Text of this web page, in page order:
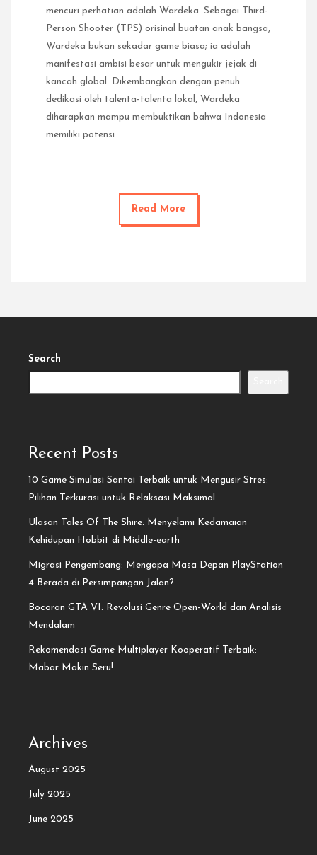
mencuri perhatian adalah Wardeka. Sebagai Third-
Person Shooter (TPS) orisinal buatan anak bangsa,
Wardeka bukan sekadar game biasa; ia adalah
manifestasi ambisi besar untuk mengukir jejak di
kancah global. Dikembangkan dengan penuh
dedikasi oleh talenta-talenta lokal, Wardeka
diharapkan mampu membuktikan bahwa Indonesia
memiliki potensi
Read More
Search
Recent Posts
10 Game Simulasi Santai Terbaik untuk Mengusir Stres:
Pilihan Terkurasi untuk Relaksasi Maksimal
Ulasan Tales Of The Shire: Menyelami Kedamaian
Kehidupan Hobbit di Middle-earth
Migrasi Pengembang: Mengapa Masa Depan PlayStation
4 Berada di Persimpangan Jalan?
Bocoran GTA VI: Revolusi Genre Open-World dan Analisis
Mendalam
Rekomendasi Game Multiplayer Kooperatif Terbaik:
Mabar Makin Seru!
Archives
August 2025
July 2025
June 2025